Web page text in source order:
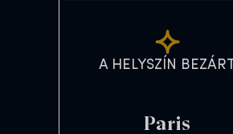
A HELYSZÍN BEZÁRT
Paris